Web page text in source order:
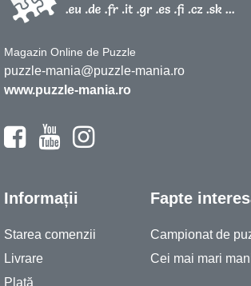
Magazin Online de Puzzle
puzzle-mania@puzzle-mania.ro
www.puzzle-mania.ro
Informații
Starea comenzii
Livrare
Plată
Fapte
Campionat de
Cei mai mari